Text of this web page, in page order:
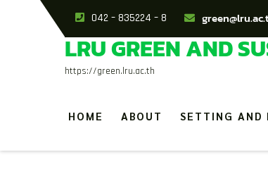
042 – 835224 – 8
LRU GREEN AND
https://green.lru.ac.th
HOME ABOUT SETTING AND